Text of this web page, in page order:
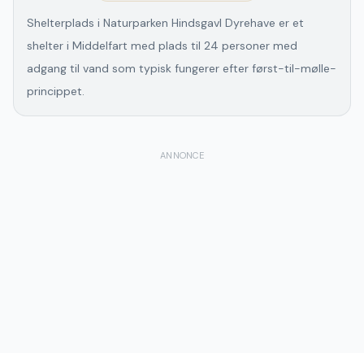
Shelterplads i Naturparken Hindsgavl Dyrehave er et
shelter i Middelfart med plads til 24 personer med
adgang til vand som typisk fungerer efter først-til-mølle-
princippet.
ANNONCE